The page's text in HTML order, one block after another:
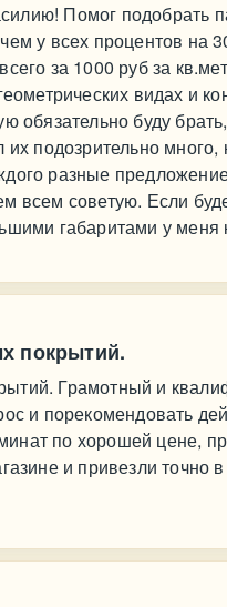
Помог подобрать
у всех процентов на
за 1000 руб за
видах и
обязательно буду
подозрительно много,
разные
всем советую. Если
габаритами у
покрытий.
Грамотный и
и порекомендовать
по хорошей цене,
и привезли точно